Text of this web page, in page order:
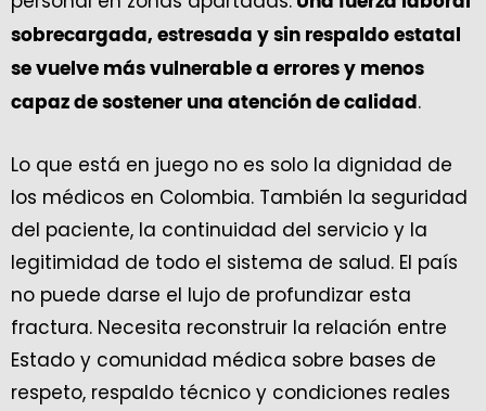
sobrecargada, estresada y sin respaldo estatal
se vuelve más vulnerable a errores y menos
capaz de sostener una atención de calidad .
Lo que está en juego no es solo la dignidad de
los médicos en Colombia. También la seguridad
del paciente, la continuidad del servicio y la
legitimidad de todo el sistema de salud. El país
no puede darse el lujo de profundizar esta
fractura. Necesita reconstruir la relación entre
Estado y comunidad médica sobre bases de
respeto, respaldo técnico y condiciones reales